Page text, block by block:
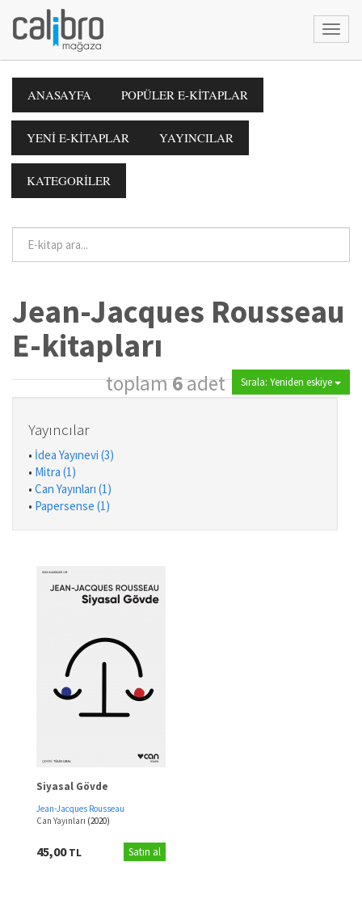
ANASAYFA POPÜLER E-KİTAPLAR
YENİ E-KİTAPLAR YAYINCILAR
KATEGORİLER
Jean-Jacques Rousseau
E-kitapları
toplam6adet Sırala: Yeniden eskiye
Yayıncılar
• İdea Yayınevi (3)
• Mitra (1)
• Can Yayınları (1)
• Papersense (1)
Siyasal Gövde
Jean-Jacques Rousseau
Can Yayınları (2020)
45,00TL Satın al